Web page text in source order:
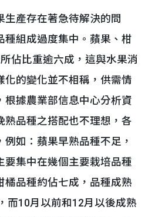
產存在著急待解決的問
種組成過度集中。蘋果、柑
佔比重逾六成，這與水果消
化的變化並不相稱，供需情
根據農業部信息中心分析資
熟品種之搭配也不理想，各
如：蘋果早熟品種不足，
要集中在幾個主要栽培品種
橘品種約佔七成，品種成熟
而10月以前和12月以後成熟